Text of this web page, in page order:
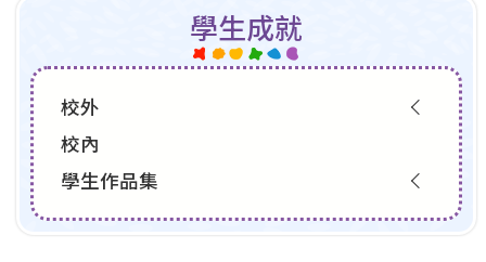
學生成就
校外
校內
學生作品集